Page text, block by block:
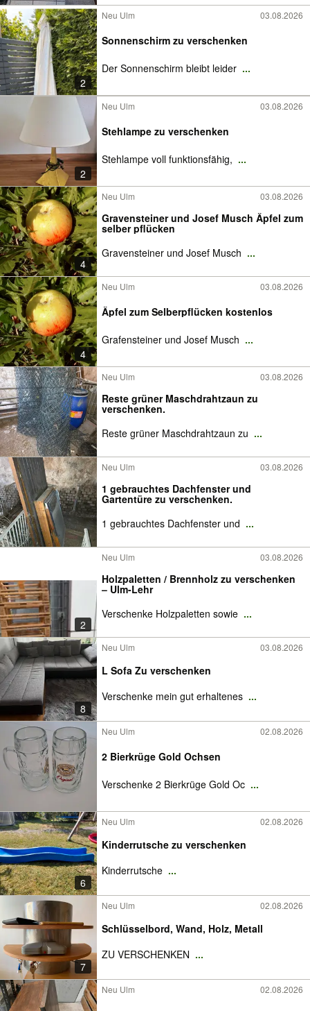
2
Neu Ulm 03.08.2026
Sonnenschirm zu verschenken
Der Sonnenschirm bleibt leider ...
2
Neu Ulm 03.08.2026
Stehlampe zu verschenken
Stehlampe voll funktionsfähig, ...
4
Neu Ulm 03.08.2026
Gravensteiner und Josef Musch Äpfel zum
selber pflücken
Gravensteiner und Josef Musch ...
4
Neu Ulm 03.08.2026
Äpfel zum Selberpflücken kostenlos
Grafensteiner und Josef Musch ...
Neu Ulm 03.08.2026
Reste grüner Maschdrahtzaun zu
verschenken.
Reste grüner Maschdrahtzaun zu ...
Neu Ulm 03.08.2026
1 gebrauchtes Dachfenster und
Gartentüre zu verschenken.
1 gebrauchtes Dachfenster und ...
2
Neu Ulm 03.08.2026
Holzpaletten / Brennholz zu verschenken
– Ulm-Lehr
Verschenke Holzpaletten sowie ...
8
Neu Ulm 03.08.2026
L Sofa Zu verschenken
Verschenke mein gut erhaltenes ...
Neu Ulm 02.08.2026
2 Bierkrüge Gold Ochsen
Verschenke 2 Bierkrüge Gold Oc ...
6
Neu Ulm 02.08.2026
Kinderrutsche zu verschenken
Kinderrutsche ...
7
Neu Ulm 02.08.2026
Schlüsselbord, Wand, Holz, Metall
ZU VERSCHENKEN ...
Neu Ulm 02.08.2026